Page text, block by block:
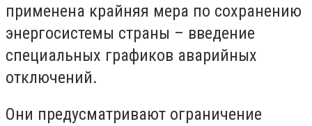
применена крайняя мера по сохранению
энергосистемы страны – введение
специальных графиков аварийных
отключений.
Они предусматривают ограничение